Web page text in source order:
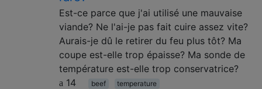
Est-ce parce que j'ai utilisé une mauvaise
viande? Ne l'ai-je pas fait cuire assez vite?
Aurais-je dû le retirer du feu plus tôt? Ma
coupe est-elle trop épaisse? Ma sonde de
température est-elle trop conservatrice?
14
beef temperature